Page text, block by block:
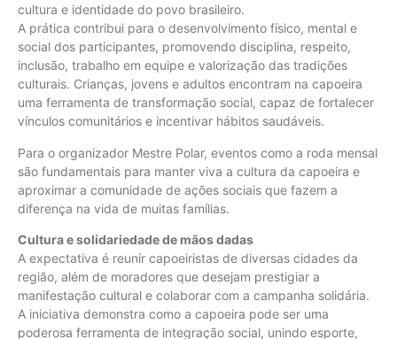
cultura e identidade do povo brasileiro.
A prática contribui para o desenvolvimento físico, mental e
social dos participantes, promovendo disciplina, respeito,
inclusão, trabalho em equipe e valorização das tradições
culturais. Crianças, jovens e adultos encontram na capoeira
uma ferramenta de transformação social, capaz de fortalecer
vínculos comunitários e incentivar hábitos saudáveis.
Para o organizador Mestre Polar, eventos como a roda mensal
são fundamentais para manter viva a cultura da capoeira e
aproximar a comunidade de ações sociais que fazem a
diferença na vida de muitas famílias.
Cultura e solidariedade de mãos dadas
A expectativa é reunir capoeiristas de diversas cidades da
região, além de moradores que desejam prestigiar a
manifestação cultural e colaborar com a campanha solidária.
A iniciativa demonstra como a capoeira pode ser uma
poderosa ferramenta de integração social, unindo esporte,